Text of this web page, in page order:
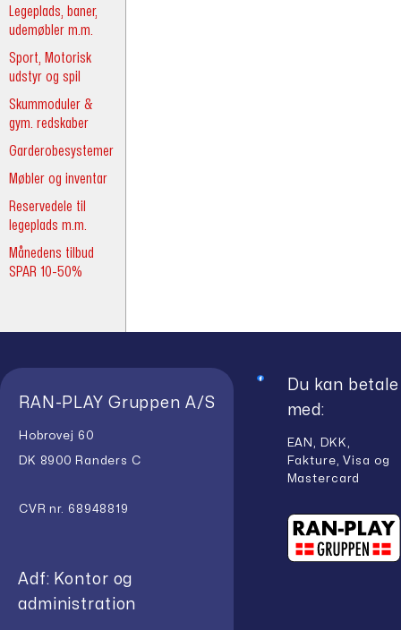
Legeplads, baner,
udemøbler m.m.
Sport, Motorisk
udstyr og spil
Skummoduler &
gym. redskaber
Garderobesystemer
Møbler og inventar
Reservedele til
legeplads m.m.
Månedens tilbud
SPAR 10-50%
RAN-PLAY Gruppen A/S
Hobrovej 60
DK 8900 Randers C
CVR nr. 68948819
Adf: Kontor og
administration
Du kan betale
med:
EAN, DKK,
Fakture, Visa og
Mastercard